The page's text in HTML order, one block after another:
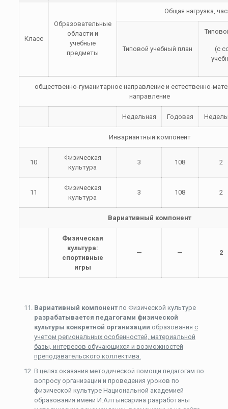
Класс
Образовательные
области и
учебные
предметы
Общая нагрузка,
Типовой учебный план
(с
общественно-гуманитарное направление и естественно-
направление
Недельная Годовая
Инвариантный компонент
10
Физическая
культура
3 108 2
11
Физическая
культура
3 108 2
Вариативный компонент
Физическая
культура:
спортивные
игры
— — 2
Вариативный компонентпо Физической культуре
разрабатывается педагогами физической
культуры конкретной организации образования с
учетом региональных особенностей, материальной
базы, интересов обучающихся и возможностей
преподавательского коллектива.
В целях оказания методической помощи педагогам по
вопросу организации и проведения уроков по
физической культуре Национальной академией
образования имени И.Алтынсарина разработаны